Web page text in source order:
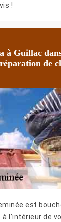
!
à Guillac
de
est
l’intérieur de